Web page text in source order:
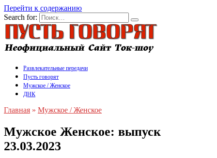
Перейти к содержанию
Search for:
Развлекательные передачи
Пусть говорят
Мужское / Женское
ДНК
Главная » Мужское / Женское
Мужское Женское: выпуск
23.03.2023